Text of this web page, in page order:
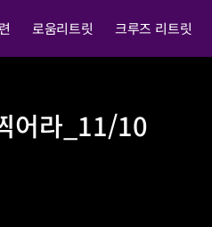
로움리트릿 크루즈 리트릿
어라_11/10